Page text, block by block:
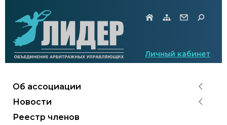
Личный кабинет
Об ассоциации
Новости
Реестр членов